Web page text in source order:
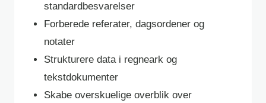
standardbesvarelser
Forberede referater, dagsordener og
notater
Strukturere data i regneark og
tekstdokumenter
Skabe overskuelige overblik over